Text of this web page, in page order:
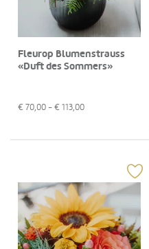
Fleurop Blumenstrauss
«Duft des Sommers»
€ 70,00 - € 113,00